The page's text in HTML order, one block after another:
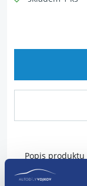
Popis produktu